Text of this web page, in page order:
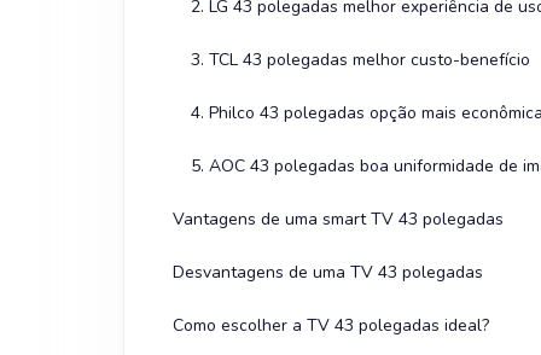
2. LG 43 polegadas melhor experiência de
3. TCL 43 polegadas melhor custo-benefício
4. Philco 43 polegadas opção mais econômica
5. AOC 43 polegadas boa uniformidade de
Vantagens de uma smart TV 43 polegadas
Desvantagens de uma TV 43 polegadas
Como escolher a TV 43 polegadas ideal?